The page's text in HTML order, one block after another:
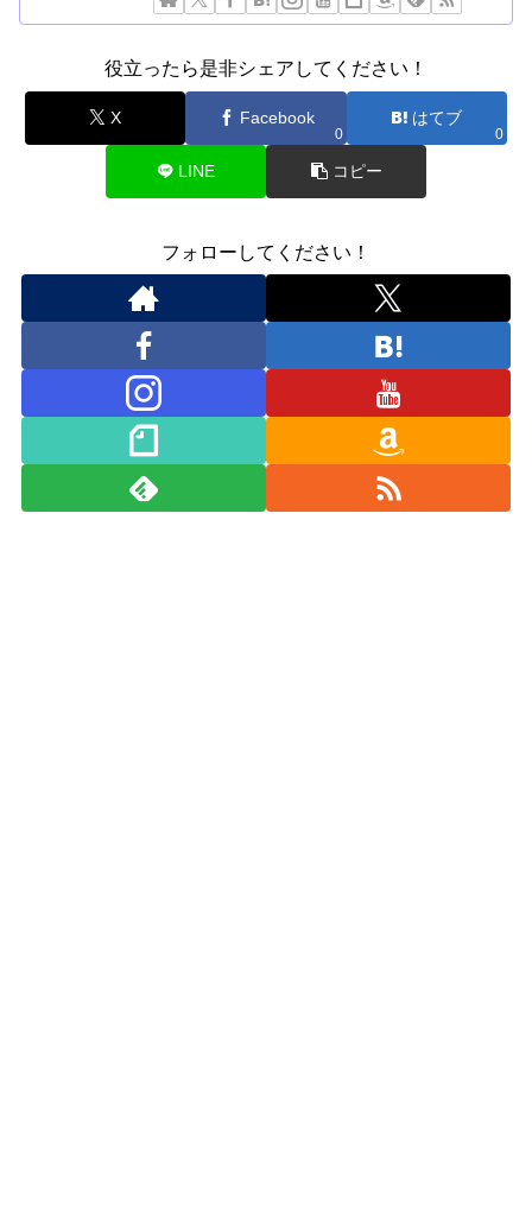
役立ったら是非シェアしてください！
X Facebook
0
はてブ
0
LINE コピー
フォローしてください！